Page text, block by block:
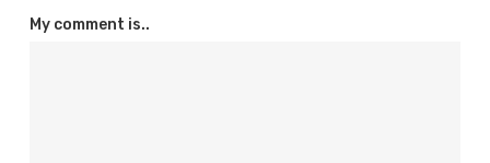
My comment is..